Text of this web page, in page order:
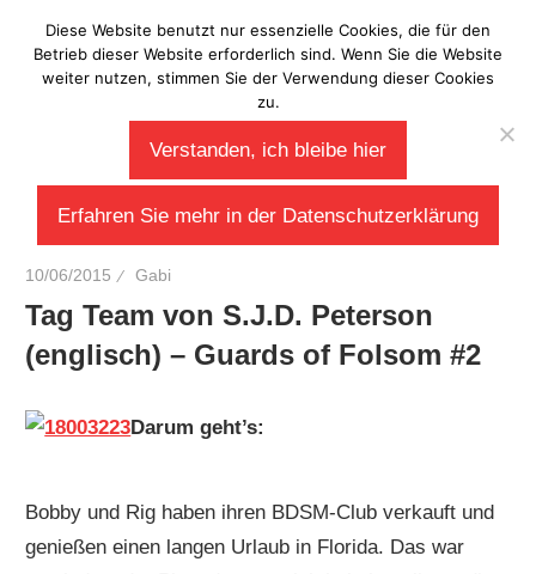
Inhalt
springen
Laberladen
10/06/2015 Gabi
Tag Team von S.J.D. Peterson
(englisch) – Guards of Folsom #2
Darum geht’s:
Bobby und Rig haben ihren BDSM-Club verkauft und
genießen einen langen Urlaub in Florida. Das war
Diese Website benutzt nur essenzielle Cookies, die für den
Betrieb dieser Website erforderlich sind. Wenn Sie die Website
weiter nutzen, stimmen Sie der Verwendung dieser Cookies
zu.
Verstanden, ich bleibe hier
Erfahren Sie mehr in der Datenschutzerklärung